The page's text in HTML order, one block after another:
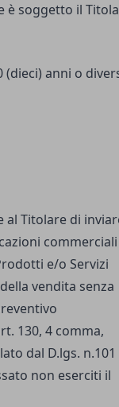
è soggetto il
(dieci) anni o
Titolare di
e/o Servizi
vendita senza
130, 4 comma,
dal D.lgs. n.101
non eserciti il